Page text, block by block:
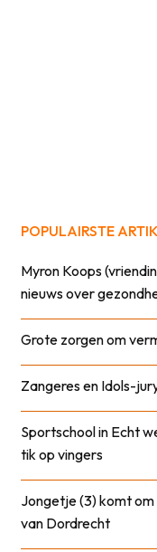
POPULAIRSTE
Myron Koops
nieuws over
Grote zorgen om
Zangeres en Idols-
Sportschool in Echt
tik op vingers
Jongetje (3) komt
van Dordrecht